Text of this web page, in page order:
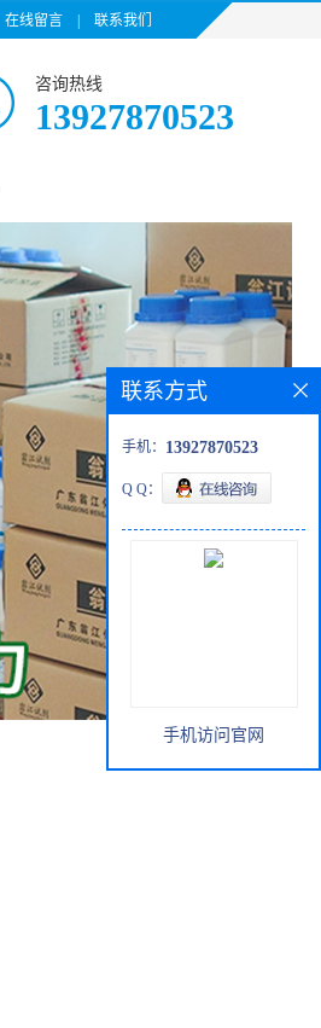
在线留言 联系我们
咨询热线
13927870523
联系方式
手机： 13927870523
Q Q：
手机访问官网